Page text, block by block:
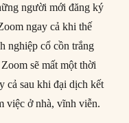
người mới đăng ký
ngay cả khi thế
nghiệp cổ cồn trắng
sẽ mất một thời
cả sau khi đại dịch kết
việc ở nhà, vĩnh viễn.